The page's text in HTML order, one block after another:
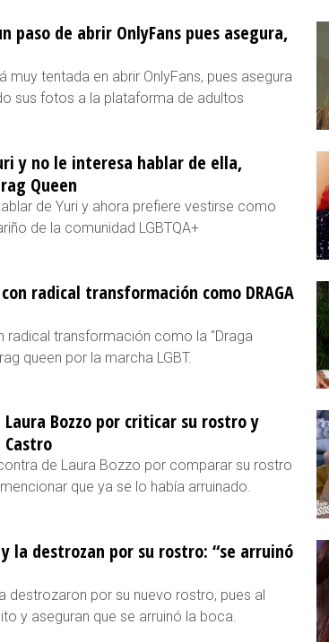
paso de abrir OnlyFans pues asegura,
muy tentada en abrir OnlyFans, pues asegura
sus fotos a la plataforma de adultos
y no le interesa hablar de ella,
Queen
de Yuri y ahora prefiere vestirse como
de la comunidad LGBTQA+
radical transformación como DRAGA
radical transformación como la "Draga
queen por la marcha LGBT.
Bozzo por criticar su rostro y
de Laura Bozzo por comparar su rostro
que ya se lo había arruinado.
la destrozan por su rostro: “se arruinó
destrozaron por su nuevo rostro, pues al
y aseguran que se arruinó la boca.